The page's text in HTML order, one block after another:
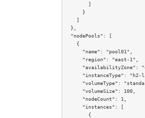
        ]
      }
    ]
  },
  "nodePools": [
    {
      "name": "pool01",
      "region": "east-1",
"availabilityZone":
"instanceType": "h2-
"volumeType":
      "volumeSize": 100,
      "nodeCount": 1,
      "instances": [
        {